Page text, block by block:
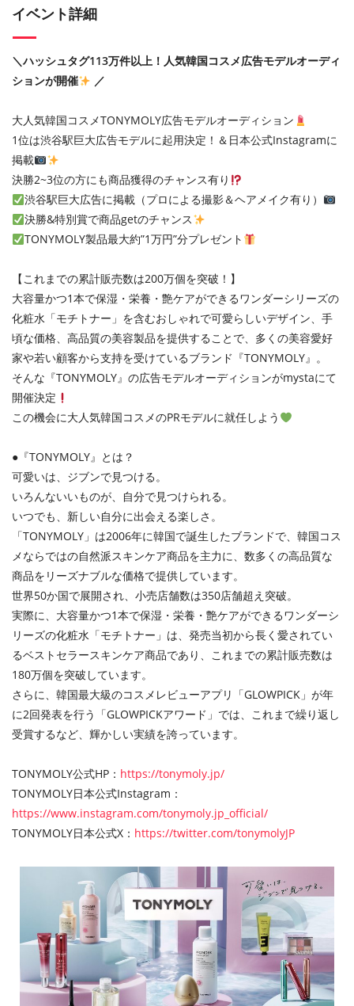
イベント詳細
＼ハッシュタグ113万件以上！人気韓国コスメ広告モデルオーディ
ションが開催
／
大人気韓国コスメTONYMOLY広告モデルオーディション
1位は渋谷駅巨大広告モデルに起用決定！＆日本公式Instagramに
掲載
決勝2~3位の方にも商品獲得のチャンス有り
渋谷駅巨大広告に掲載（プロによる撮影＆ヘアメイク有り）
決勝&特別賞で商品getのチャンス
TONYMOLY製品最大約”1万円”分プレゼント
【これまでの累計販売数は200万個を突破！】
大容量かつ1本で保湿・栄養・艶ケアができるワンダーシリーズの
化粧水「モチトナー」を含むおしゃれで可愛らしいデザイン、手
頃な価格、高品質の美容製品を提供することで、多くの美容愛好
家や若い顧客から支持を受けているブランド『TONYMOLY』。
そんな『TONYMOLY』の広告モデルオーディションがmystaにて
開催決定
この機会に大人気韓国コスメのPRモデルに就任しよう
●『TONYMOLY』とは？
可愛いは、ジブンで見つける。
いろんないいものが、自分で見つけられる。
いつでも、新しい自分に出会える楽しさ。
「TONYMOLY」は2006年に韓国で誕生したブランドで、韓国コス
メならではの自然派スキンケア商品を主力に、数多くの高品質な
商品をリーズナブルな価格で提供しています。
世界50か国で展開され、小売店舗数は350店舗超え突破。
実際に、大容量かつ1本で保湿・栄養・艶ケアができるワンダーシ
リーズの化粧水「モチトナー」は、発売当初から長く愛されてい
るベストセラースキンケア商品であり、これまでの累計販売数は
180万個を突破しています。
さらに、韓国最大級のコスメレビューアプリ「GLOWPICK」が年
に2回発表を行う「GLOWPICKアワード」では、これまで繰り返し
受賞するなど、輝かしい実績を誇っています。
TONYMOLY公式HP： https://tonymoly.jp/
TONYMOLY日本公式Instagram：
https://www.instagram.com/tonymoly.jp_official/
TONYMOLY日本公式X： https://twitter.com/tonymolyJP